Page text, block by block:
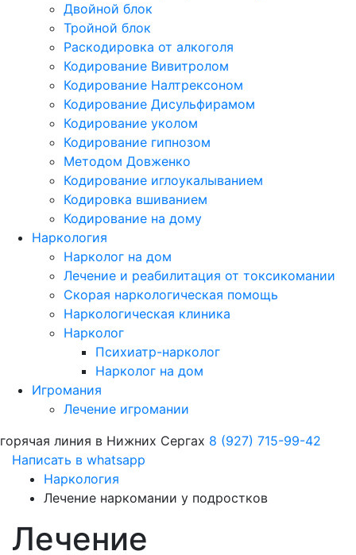
Двойной блок
Тройной блок
Раскодировка от алкоголя
Кодирование Вивитролом
Кодирование Налтрексоном
Кодирование Дисульфирамом
Кодирование уколом
Кодирование гипнозом
Методом Довженко
Кодирование иглоукалыванием
Кодировка вшиванием
Кодирование на дому
Наркология
Нарколог на дом
Лечение и реабилитация от токсикомании
Скорая наркологическая помощь
Наркологическая клиника
Нарколог
Психиатр-нарколог
Нарколог на дом
Игромания
Лечение игромании
горячая линия в Нижних Сергах 8 (927) 715-99-42
Написать в whatsapp
Наркология
Лечение наркомании у подростков
Лечение